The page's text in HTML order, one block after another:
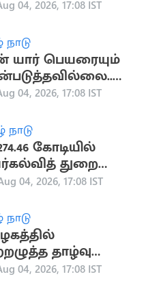
04, 2026, 17:08 IST
நாடு
யார் பெயரையும்
ஸ்டாலின்
04, 2026, 17:08 IST
நாடு
கோடியில்
துறை
திறப்பு!
04, 2026, 17:08 IST
நாடு
தாழ்வு
வானிலை
04, 2026, 17:08 IST